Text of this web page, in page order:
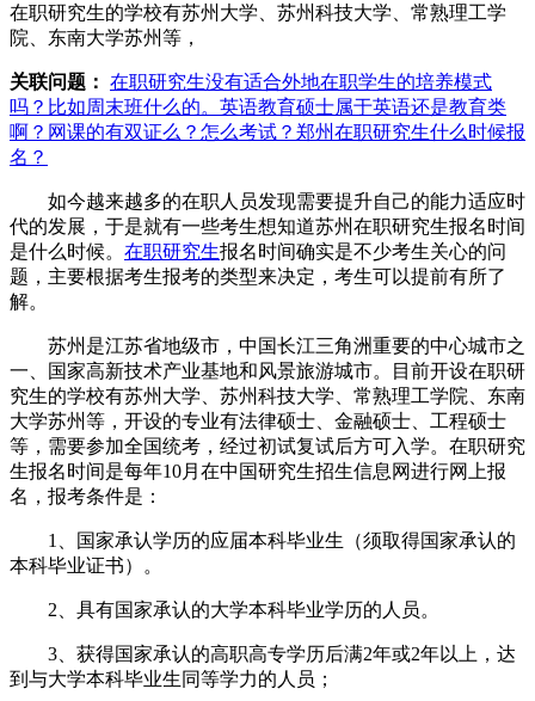
在职研究生的学校有苏州大学、苏州科技大学、常熟理工学
院、东南大学苏州等，
关联问题： 在职研究生没有适合外地在职学生的培养模式
吗？比如周末班什么的。 英语教育硕士属于英语还是教育类
啊？网课的有双证么？怎么考试？ 郑州在职研究生什么时候报
名？
如今越来越多的在职人员发现需要提升自己的能力适应时
代的发展，于是就有一些考生想知道苏州在职研究生报名时间
是什么时候。 在职研究生报名时间确实是不少考生关心的问
题，主要根据考生报考的类型来决定，考生可以提前有所了
解。
苏州是江苏省地级市，中国长江三角洲重要的中心城市之
一、国家高新技术产业基地和风景旅游城市。目前开设在职研
究生的学校有苏州大学、苏州科技大学、常熟理工学院、东南
大学苏州等，开设的专业有法律硕士、金融硕士、工程硕士
等，需要参加全国统考，经过初试复试后方可入学。在职研究
生报名时间是每年10月在中国研究生招生信息网进行网上报
名，报考条件是：
1、国家承认学历的应届本科毕业生（须取得国家承认的
本科毕业证书）。
2、具有国家承认的大学本科毕业学历的人员。
3、获得国家承认的高职高专学历后满2年或2年以上，达
到与大学本科毕业生同等学力的人员；